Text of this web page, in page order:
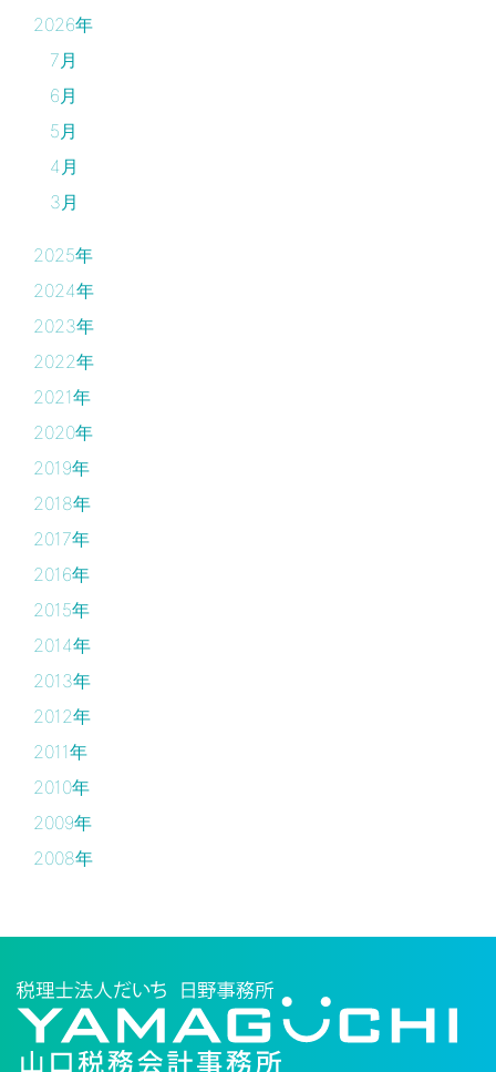
2026年
7月
6月
5月
4月
3月
2025年
2024年
2023年
2022年
2021年
2020年
2019年
2018年
2017年
2016年
2015年
2014年
2013年
2012年
2011年
2010年
2009年
2008年